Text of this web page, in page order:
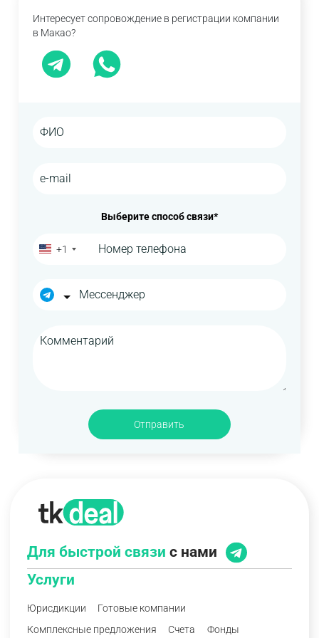
Коммандитное товарищество (Sociedade em
Полное партнерство (Sociedades em nome
colectivo).
Интересует сопровождение в регистрации компании
в Макао?
Выберите способ связи*
+1
Отправить
Услуги
Юрисдикции
Готовые компании
Комплексные предложения
Счета Фонды
Для быстрой связи с нами